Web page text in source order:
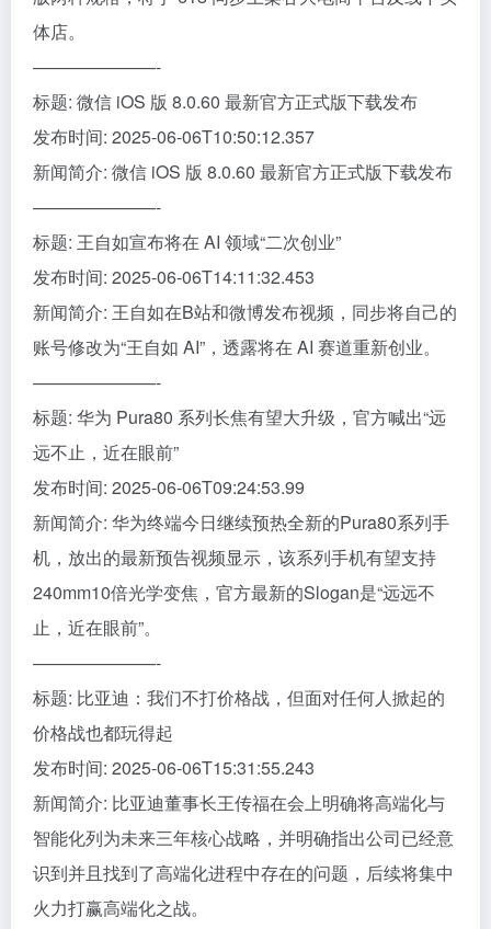
体店。
———————-
标题: 微信 iOS 版 8.0.60 最新官方正式版下载发布
发布时间: 2025-06-06T10:50:12.357
新闻简介: 微信 iOS 版 8.0.60 最新官方正式版下载发布
———————-
标题: 王自如宣布将在 AI 领域“二次创业”
发布时间: 2025-06-06T14:11:32.453
新闻简介: 王自如在B站和微博发布视频，同步将自己的
账号修改为“王自如 AI”，透露将在 AI 赛道重新创业。
———————-
标题: 华为 Pura80 系列长焦有望大升级，官方喊出“远
远不止，近在眼前”
发布时间: 2025-06-06T09:24:53.99
新闻简介: 华为终端今日继续预热全新的Pura80系列手
机，放出的最新预告视频显示，该系列手机有望支持
240mm10倍光学变焦，官方最新的Slogan是“远远不
止，近在眼前”。
———————-
标题: 比亚迪：我们不打价格战，但面对任何人掀起的
价格战也都玩得起
发布时间: 2025-06-06T15:31:55.243
新闻简介: 比亚迪董事长王传福在会上明确将高端化与
智能化列为未来三年核心战略，并明确指出公司已经意
识到并且找到了高端化进程中存在的问题，后续将集中
火力打赢高端化之战。